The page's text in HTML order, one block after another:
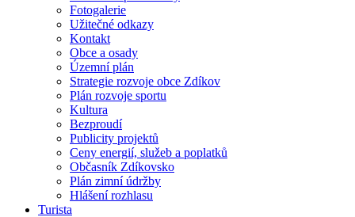
Fotogalerie
Užitečné odkazy
Kontakt
Obce a osady
Územní plán
Strategie rozvoje obce Zdíkov
Plán rozvoje sportu
Kultura
Bezproudí
Publicity projektů
Ceny energií, služeb a poplatků
Občasník Zdíkovsko
Plán zimní údržby
Hlášení rozhlasu
Turista